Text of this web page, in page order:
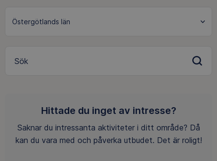
Östergötlands län
Sök
Hittade du inget av intresse?
Saknar du intressanta aktiviteter i ditt område? Då
kan du vara med och påverka utbudet. Det är roligt!